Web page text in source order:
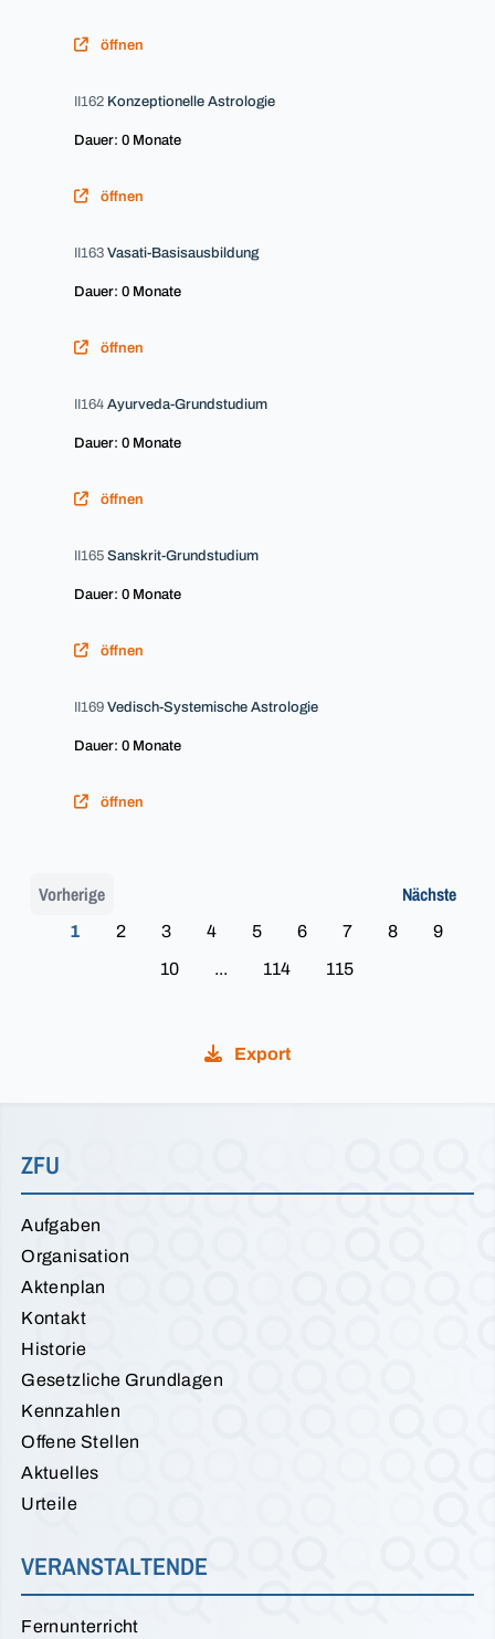
öffnen
II162 Konzeptionelle Astrologie
Dauer: 0 Monate
öffnen
II163 Vasati-Basisausbildung
Dauer: 0 Monate
öffnen
II164 Ayurveda-Grundstudium
Dauer: 0 Monate
öffnen
II165 Sanskrit-Grundstudium
Dauer: 0 Monate
öffnen
II169 Vedisch-Systemische Astrologie
Dauer: 0 Monate
öffnen
Vorherige
1 2 3 4 5 6 7 8
9
10
... 114 115
Nächste
Export
ZFU
Aufgaben
Organisation
Aktenplan
Kontakt
Historie
Gesetzliche Grundlagen
Kennzahlen
Offene Stellen
Aktuelles
Urteile
VERANSTALTENDE
Fernunterricht